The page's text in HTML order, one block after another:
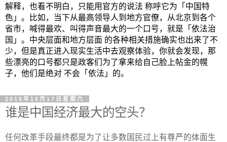
解释，也看不明白，只能用官方的说法 称呼它为「中国特
色」。比如，当下从最高领导人到地方官僚，从北京到各个
省市，喊得最欢、叫得声音最大的一个口号，就是「依法治
国」。中央层面和地方层面 的各种相关措施确实也出来了不
少，但是真正进入现实生活中去观察体验，你就会发现，那
些漂亮的口号都只是政客们为了拿来给自己脸上帖金的幌
子，他们是绝对 不会「依法」的。
2015年10月17日星期六
谁是中国经济最大的空头？
任何改革手段最终都是为了让多数国民过上有尊严的体面生